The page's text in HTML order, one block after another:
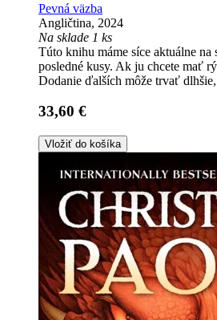
Pevná väzba
Angličtina, 2024
Na sklade 1 ks
Túto knihu máme síce aktuálne na
posledné kusy. Ak ju chcete mať
Dodanie ďalších môže trvať
33,60 €
Vložiť do košíka